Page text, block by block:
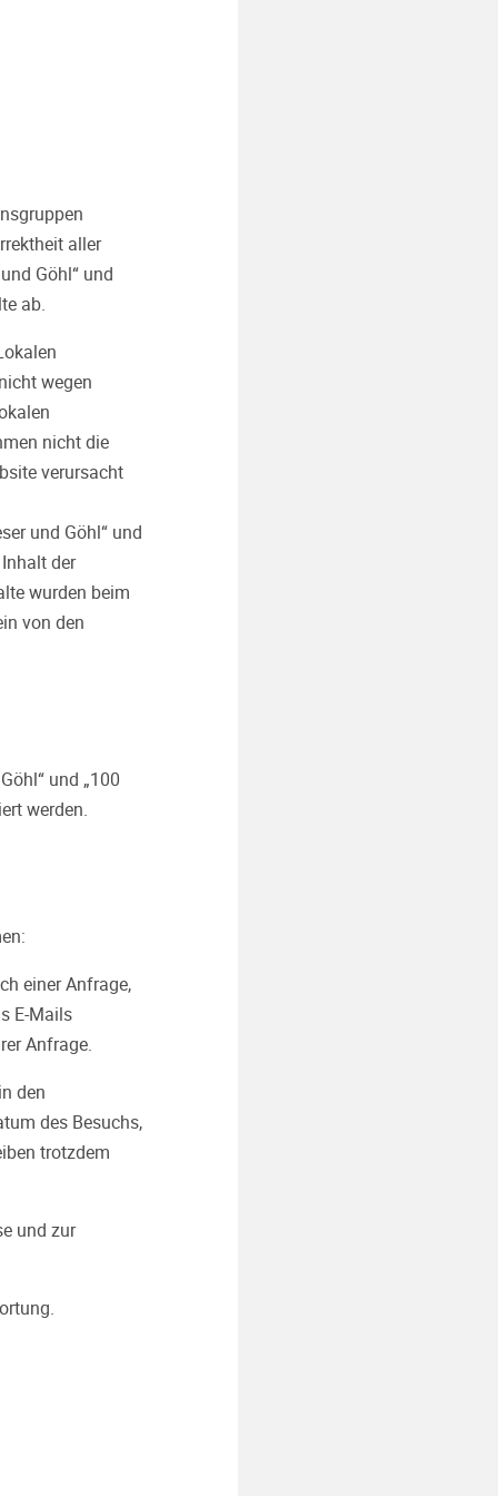
aller
Göhl“ und
ab.
wegen
nicht die
verursacht
und Göhl“ und
der
wurden beim
von den
und „100
werden.
einer Anfrage,
E-Mails
Anfrage.
den
des Besuchs,
trotzdem
und zur